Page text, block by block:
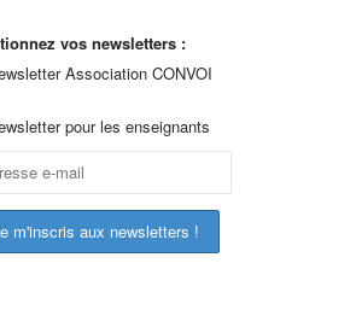
vos newsletters :
Association CONVOI
pour les enseignants